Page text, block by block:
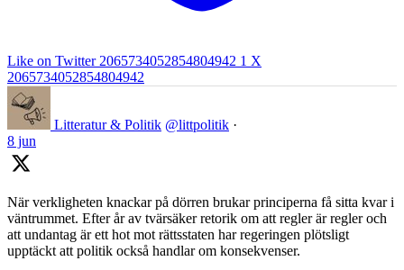
Like on Twitter 2065734052854804942 1 X
2065734052854804942
Litteratur & Politik @littpolitik ·
8 jun
När verkligheten knackar på dörren brukar principerna få sitta kvar i
väntrummet. Efter år av tvärsäker retorik om att regler är regler och
att undantag är ett hot mot rättsstaten har regeringen plötsligt
upptäckt att politik också handlar om konsekvenser.